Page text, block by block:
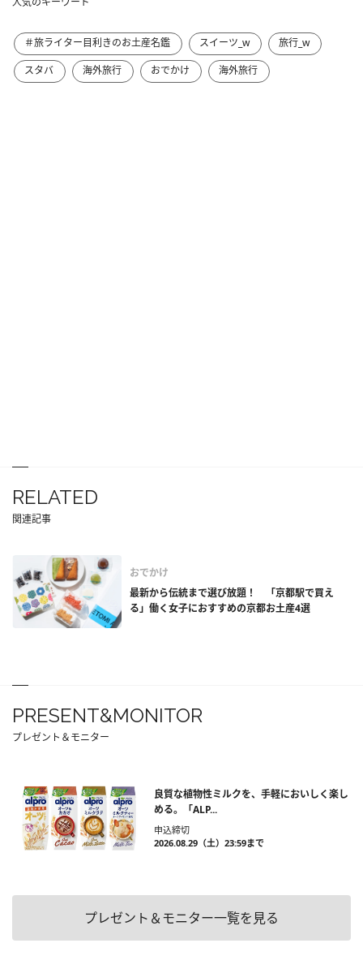
＃旅ライター目利きのお土産名鑑 スイーツ_w
旅行_w
スタバ
海外旅行 おでかけ 海外旅行
RELATED
関連記事
おでかけ
最新から伝統まで選び放題！ 「京都駅で買え
る」働く女子におすすめの京都お土産4選
PRESENT&MONITOR
プレゼント＆モニター
良質な植物性ミルクを、手軽においしく楽し
める。「ALP...
申込締切
2026.08.29（土）23:59まで
プレゼント＆モニター一覧を見る